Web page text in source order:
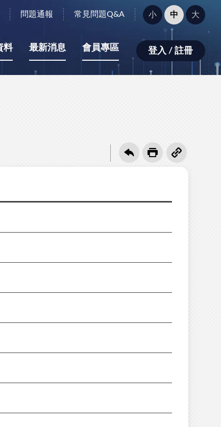
問題通報 常見問題Q&A
字
型
小：
小 中 大
料 最新消息 會員專區 登入 / 註冊